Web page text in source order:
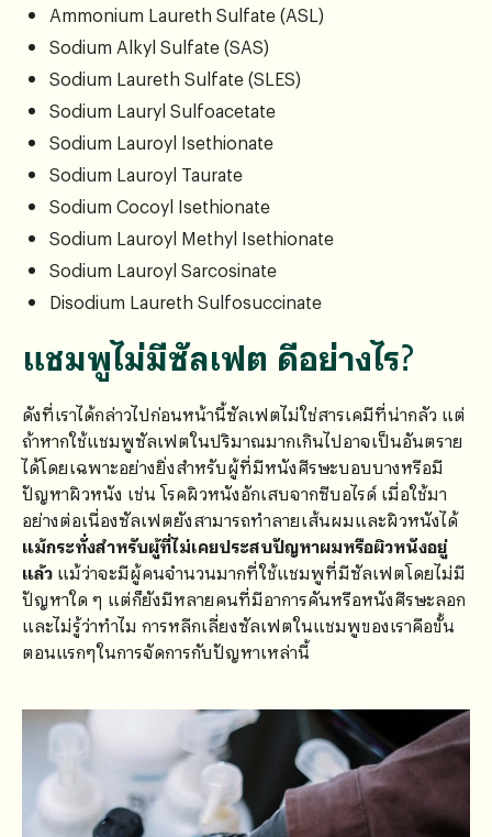
Ammonium Laureth Sulfate (ASL)
Sodium Alkyl Sulfate (SAS)
Sodium Laureth Sulfate (SLES)
Sodium Lauryl Sulfoacetate
Sodium Lauroyl Isethionate
Sodium Lauroyl Taurate
Sodium Cocoyl Isethionate
Sodium Lauroyl Methyl Isethionate
Sodium Lauroyl Sarcosinate
Disodium Laureth Sulfosuccinate
แชมพูไม่มีซัลเฟต ดีอย่างไร?
ดังที่เราได้กล่าวไปก่อนหน้านี้ซัลเฟตไม่ใช่สารเคมีที่น่ากลัว แต่
ถ้าหากใช้แชมพูซัลเฟตในปริมาณมากเกินไปอาจเป็นอันตราย
ได้โดยเฉพาะอย่างยิ่งสำหรับผู้ที่มีหนังศีรษะบอบบางหรือมี
ปัญหาผิวหนัง เช่น โรคผิวหนังอักเสบจากซีบอไรด์ เมื่อใช้มา
อย่างต่อเนื่องซัลเฟตยังสามารถทำลายเส้นผมและผิวหนังได้
แม้กระทั่งสำหรับผู้ที่ไม่เคยประสบปัญหาผมหรือผิวหนังอยู่
แล้ว แม้ว่าจะมีผู้คนจำนวนมากที่ใช้แชมพูที่มีซัลเฟตโดยไม่มี
ปัญหาใด ๆ แต่ก็ยังมีหลายคนที่มีอาการคันหรือหนังศีรษะลอก
และไม่รู้ว่าทำไม การหลีกเลี่ยงซัลเฟตในแชมพูของเราคือขั้น
ตอนแรกๆในการจัดการกับปัญหาเหล่านี้